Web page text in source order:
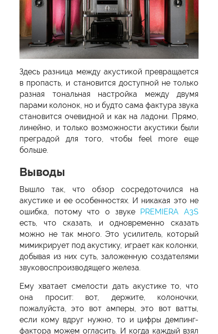
Здесь разница между акустикой превращается
в пропасть, и становится доступной не только
разная тональная настройка между двумя
парами колонок, но и будто сама фактура звука
становится очевидной и как на ладони. Прямо,
линейно, и только возможности акустики были
преградой для того, чтобы feel more еще
больше.
Выводы
Вышло так, что обзор сосредоточился на
акустике и ее особенностях. И никакая это не
ошибка, потому что о звуке PREMIERA A3S
есть, что сказать, и одновременно сказать
можно не так много. Это усилитель, который
мимикрирует под акустику, играет как колонки,
добывая из них суть, заложенную создателями
звуковоспроизводящего железа.
Ему хватает смелости дать акустике то, что
она просит: вот, держите, колоночки,
пожалуйста, это вот амперы, это вот ватты,
если кому вдруг нужно, то и цифры демпинг-
фактора можем огласить. И когда каждый взял